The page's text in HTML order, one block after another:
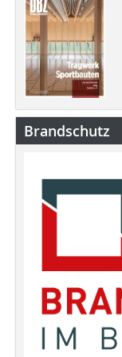
Brandschutz